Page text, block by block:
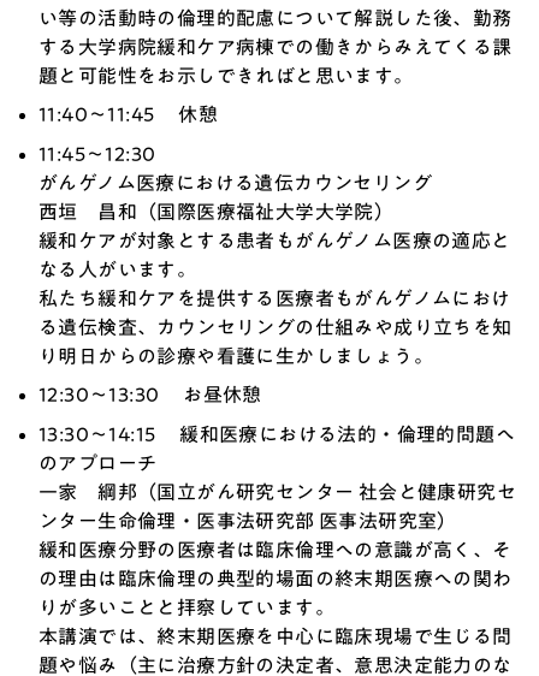
い等の活動時の倫理的配慮について解説した後、勤務
する大学病院緩和ケア病棟での働きからみえてくる課
題と可能性をお示しできればと思います。
11:40～11:45 休憩
11:45～12:30
がんゲノム医療における遺伝カウンセリング
西垣 昌和（国際医療福祉大学大学院）
緩和ケアが対象とする患者もがんゲノム医療の適応と
なる人がいます。
私たち緩和ケアを提供する医療者もがんゲノムにおけ
る遺伝検査、カウンセリングの仕組みや成り立ちを知
り明日からの診療や看護に生かしましょう。
12:30～13:30 お昼休憩
13:30～14:15 緩和医療における法的・倫理的問題へ
のアプローチ
一家 綱邦（国立がん研究センター 社会と健康研究セ
ンター生命倫理・医事法研究部 医事法研究室）
緩和医療分野の医療者は臨床倫理への意識が高く、そ
の理由は臨床倫理の典型的場面の終末期医療への関わ
りが多いことと拝察しています。
本講演では、終末期医療を中心に臨床現場で生じる問
題や悩み（主に治療方針の決定者、意思決定能力のな